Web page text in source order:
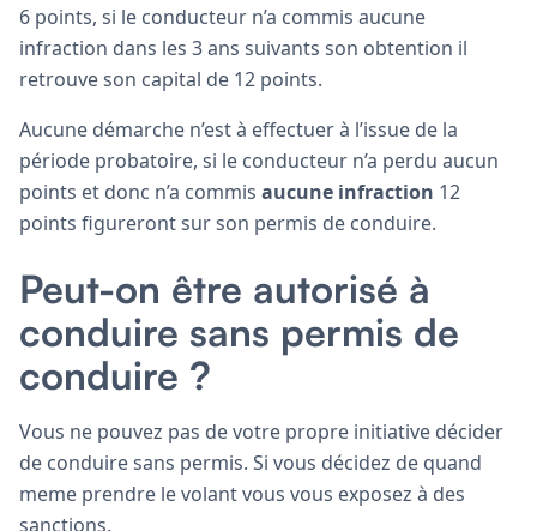
6 points, si le conducteur n’a commis aucune
infraction dans les 3 ans suivants son obtention il
retrouve son capital de 12 points.
Aucune démarche n’est à effectuer à l’issue de la
période probatoire, si le conducteur n’a perdu aucun
points et donc n’a commis aucune infraction 12
points figureront sur son permis de conduire.
Peut-on être autorisé à
conduire sans permis de
conduire ?
Vous ne pouvez pas de votre propre initiative décider
de conduire sans permis. Si vous décidez de quand
meme prendre le volant vous vous exposez à des
sanctions.